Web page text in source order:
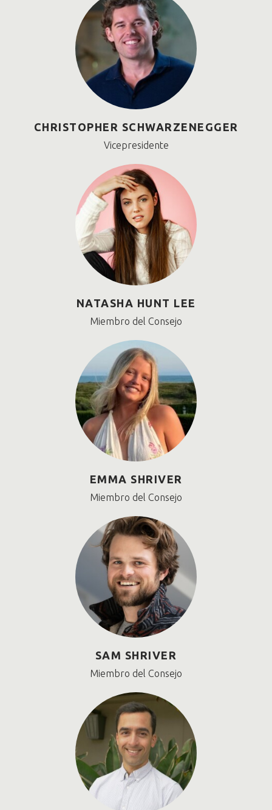
CHRISTOPHER SCHWARZENEGGER
Vicepresidente
NATASHA HUNT LEE
Miembro del Consejo
EMMA SHRIVER
Miembro del Consejo
SAM SHRIVER
Miembro del Consejo